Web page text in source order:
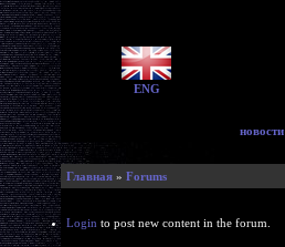
ENG
новости
Главная » Forums
Login to post new content in the forum.